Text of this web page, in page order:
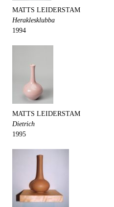
MATTS LEIDERSTAM
Heraklesklubba
1994
MATTS LEIDERSTAM
Dietrich
1995